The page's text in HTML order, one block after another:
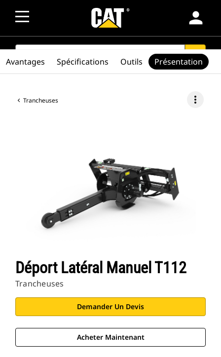
person
SEARCH search
Trancheuses more_vert
Déport Latéral Manuel T112
Trancheuses
Demander Un Devis
Acheter Maintenant
Avantages Spécifications Outils Présentation